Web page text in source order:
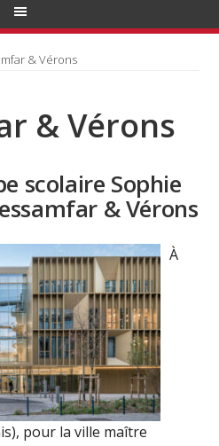
& Vérons
& Vérons
scolaire Sophie
& Vérons
À
pour la ville maître